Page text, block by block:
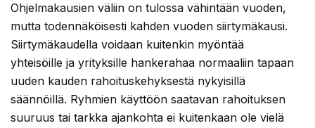
Ohjelmakausien väliin on tulossa vähintään vuoden,
mutta todennäköisesti kahden vuoden siirtymäkausi.
Siirtymäkaudella voidaan kuitenkin myöntää
yhteisöille ja yrityksille hankerahaa normaaliin tapaan
uuden kauden rahoituskehyksestä nykyisillä
säännöillä. Ryhmien käyttöön saatavan rahoituksen
suuruus tai tarkka ajankohta ei kuitenkaan ole vielä